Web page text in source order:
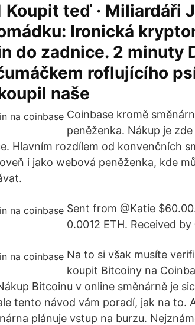
Koupit teď · Miliardáři
Ironická
do zadnice. 2 minuty
roflujícího
naše
Coinbase kromě
peněženka. Nákup je
Hlavním rozdílem od konvenčních
i jako webová peněženka, kde
Sent from @Katie
0.0012 ETH. Received
Na to si však musíte
koupit Bitcoiny na
Bitcoinu v online směnárně je
tento návod vám poradí, jak na to.
plánuje vstup na burzu.